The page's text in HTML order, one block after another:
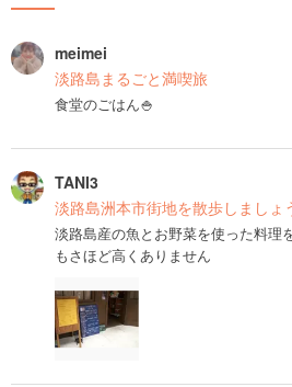
meimei
淡路島まるごと満喫旅
食堂のごはん🍚
TANI3
淡路島洲本市街地を散歩しましょ
淡路島産の魚とお野菜を使った料理
もさほど高くありません